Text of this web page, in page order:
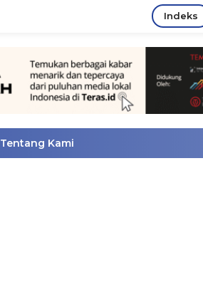
Indeks
Tentang Kami